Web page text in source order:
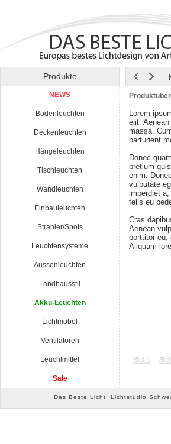
Produkte
NEWS
Bodenleuchten
Deckenleuchten
Hängeleuchten
Tischleuchten
Wandleuchten
Einbauleuchten
Strahler/Spots
Leuchtensysteme
Aussenleuchten
Landhausstil
Akku-Leuchten
Lichtmöbel
Ventilatoren
Leuchtmittel
Sale
Lorem
elit.
massa.
parturient
Donec
pretium
enim.
vulputate
imperdiet
felis eu
Cras
Aenean
porttitor eu,
Aliquam
Das Beste Licht, Lichtstudio